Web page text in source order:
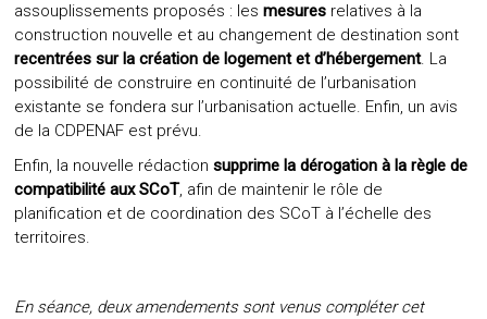
assouplissements proposés : lesmesures relatives à la
construction nouvelle et au changement de destination sont
recentrées sur la création de logement et d’hébergement. La
possibilité de construire en continuité de l’urbanisation
existante se fondera sur l’urbanisation actuelle. Enfin, un avis
de la CDPENAF est prévu.
Enfin, la nouvelle rédactionsupprime la dérogation à la règle de
compatibilité aux SCoT, afin de maintenir le rôle de
planification et de coordination des SCoT à l’échelle des
territoires.
En séance, deux amendements sont venus compléter cet